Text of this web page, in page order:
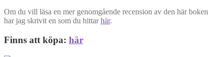
Om du vill läsa en mer genomgående recension av den här boken
har jag skrivit en som du hittarhär.
Finns att köpa: här